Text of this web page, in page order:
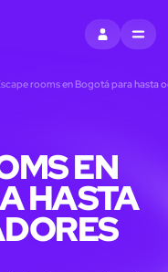
ENTRARMENU
rooms en Bogotá para hasta
EN
HASTA